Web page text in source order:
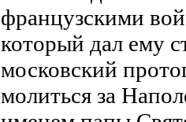
французскими
который дал ему
московский
молиться за